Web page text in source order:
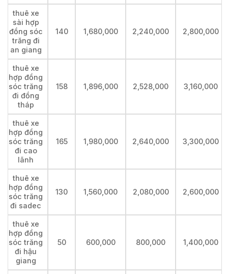
thuê xe
sài hợp
đồng sóc
trăng đi
an giang
140 1,680,000 2,240,000 2,800,000
thuê xe
hợp đồng
sóc trăng
đi đồng
tháp
158 1,896,000 2,528,000 3,160,000
thuê xe
hợp đồng
sóc trăng
đi cao
lãnh
165 1,980,000 2,640,000 3,300,000
thuê xe
hợp đồng
sóc trăng
đi sadec
130 1,560,000 2,080,000 2,600,000
thuê xe
hợp đồng
sóc trăng
đi hậu
giang
50 600,000 800,000 1,400,000